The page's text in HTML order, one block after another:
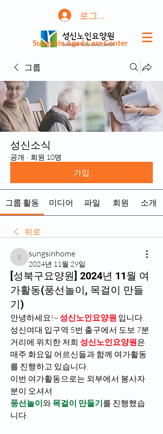
로그인
Sungshin Aged Care Center
그룹
성신소식
공개 · 회원 10명
가입
그룹 활동 미디어 파일 회원 소개
뒤로
sungsinhome
sungsinhome
2024년 11월 29일
[성북구요양원] 2024년 11월 여
가활동(풍선놀이, 목걸이 만들
기)
안녕하세요!~ 성신노인요양원 입니다.​
성신여대 입구역 5번 출구에서 도보 7분
거리에 위치한 저희 성신노인요양원은
매주 화요일 어르신들과 함께 여가활동
를 진행하고 있습니다.
이번 여가활동으로는 외부에서 봉사자
분이 오셔서
풍선놀이와 목걸이 만들기를 진행했습
니다.